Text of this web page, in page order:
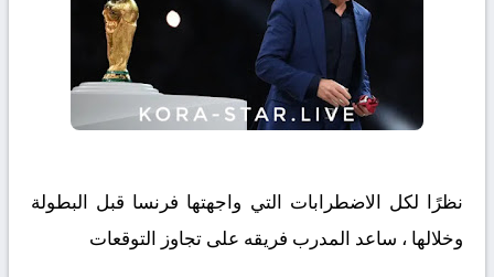
نظرًا لكل الاضطرابات التي واجهتها فرنسا قبل البطولة
وخلالها ، ساعد المدرب فريقه على تجاوز التوقعات